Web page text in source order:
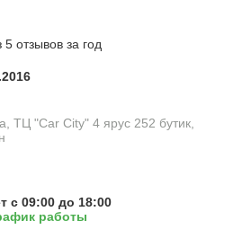
отзывов за год
ТЦ "Car Сity" 4 ярус 252 бутик,
с 09:00 до 18:00
работы